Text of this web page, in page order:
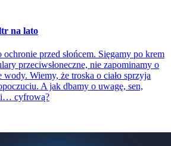
na lato
przed słońcem. Sięgamy po krem
przeciwsłoneczne, nie zapominamy o
Wiemy, że troska o ciało sprzyja
A jak dbamy o uwagę, sen,
i… cyfrową?